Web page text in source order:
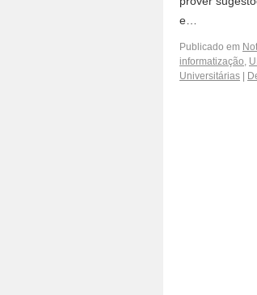
e…
Publicado em
informatização,
Universitárias